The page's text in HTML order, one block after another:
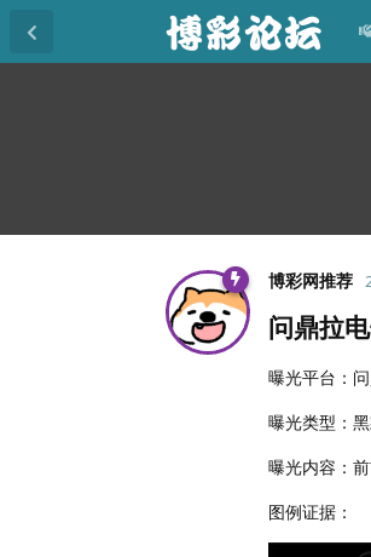
博彩网推荐
问鼎拉
曝光平台：
曝光类型：
曝光内容：
图例证据：